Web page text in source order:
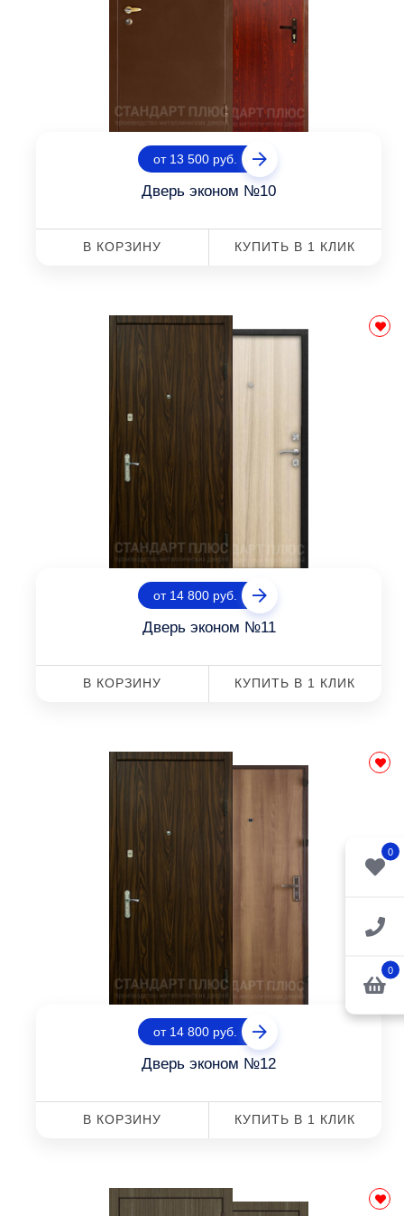
0
0
от 13 500 руб.
Дверь эконом №10
В КОРЗИНУ КУПИТЬ В 1 КЛИК
от 14 800 руб.
Дверь эконом №11
В КОРЗИНУ КУПИТЬ В 1 КЛИК
от 14 800 руб.
Дверь эконом №12
В КОРЗИНУ КУПИТЬ В 1 КЛИК